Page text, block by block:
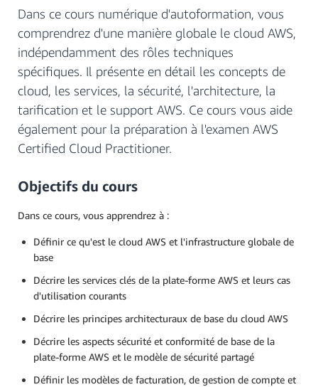
Dans ce cours numérique d'autoformation, vous
comprendrez d'une manière globale le cloud AWS,
indépendamment des rôles techniques
spécifiques. Il présente en détail les concepts de
cloud, les services, la sécurité, l'architecture, la
tarification et le support AWS. Ce cours vous aide
également pour la préparation à l'examen AWS
Certified Cloud Practitioner.
Objectifs du cours
Dans ce cours, vous apprendrez à :
Définir ce qu'est le cloud AWS et l'infrastructure globale de
base
Décrire les services clés de la plate-forme AWS et leurs cas
d'utilisation courants
Décrire les principes architecturaux de base du cloud AWS
Décrire les aspects sécurité et conformité de base de la
plate-forme AWS et le modèle de sécurité partagé
Définir les modèles de facturation, de gestion de compte et